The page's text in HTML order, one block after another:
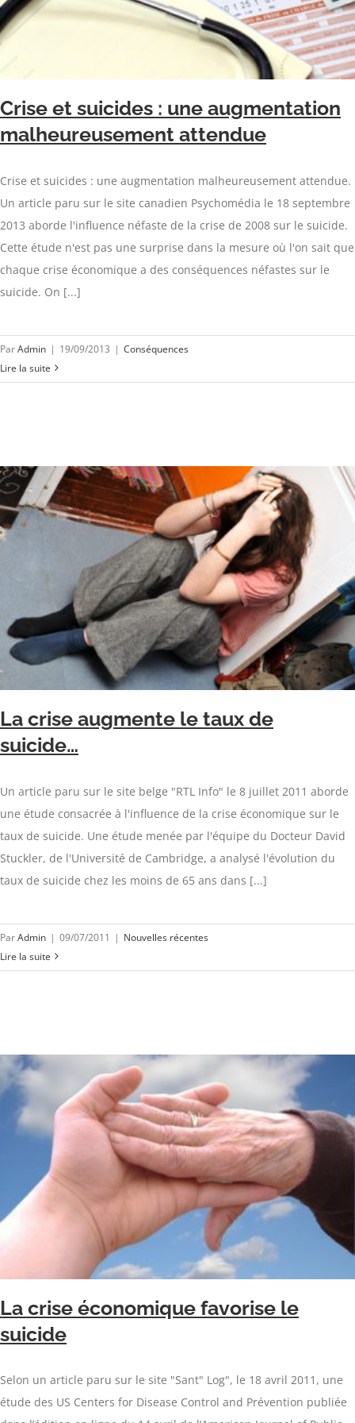
Crise et suicides : une augmentation
malheureusement attendue
Crise et suicides : une augmentation malheureusement attendue.
Un article paru sur le site canadien Psychomédia le 18 septembre
2013 aborde l'influence néfaste de la crise de 2008 sur le suicide.
Cette étude n'est pas une surprise dans la mesure où l'on sait que
chaque crise économique a des conséquences néfastes sur le
suicide. On [...]
ParAdmin | 19/09/2013 | Conséquences
Lire la suite
La crise augmente le taux de
suicide…
Un article paru sur le site belge "RTL Info" le 8 juillet 2011 aborde
une étude consacrée à l'influence de la crise économique sur le
taux de suicide. Une étude menée par l'équipe du Docteur David
Stuckler, de l'Université de Cambridge, a analysé l'évolution du
taux de suicide chez les moins de 65 ans dans [...]
ParAdmin | 09/07/2011 | Nouvelles récentes
Lire la suite
La crise économique favorise le
suicide
Selon un article paru sur le site "Sant" Log", le 18 avril 2011, une
étude des US Centers for Disease Control and Prévention publiée